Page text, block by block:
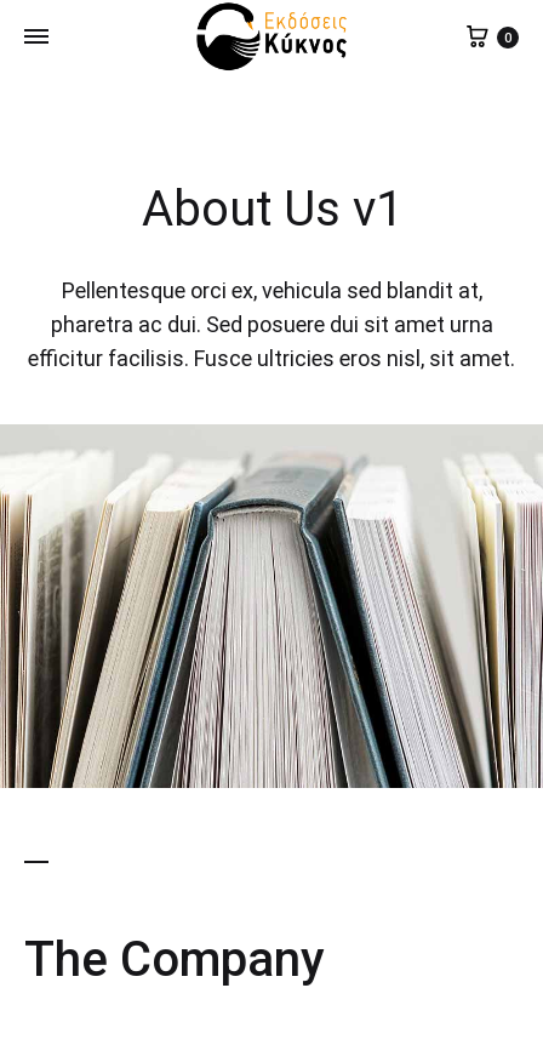
0
About Us v1
Pellentesque orci ex, vehicula sed blandit at,
pharetra ac dui. Sed posuere dui sit amet urna
efficitur facilisis. Fusce ultricies eros nisl, sit amet.
The Company